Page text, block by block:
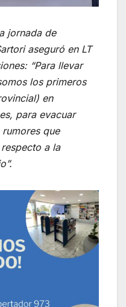
jornada de
aseguró en LT
“Para llevar
los primeros
en
para evacuar
que
a la